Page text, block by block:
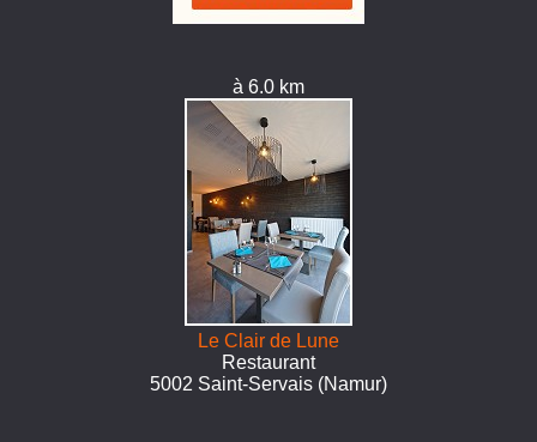
à 6.0 km
Le Clair de Lune
Restaurant
5002 Saint-Servais (Namur)